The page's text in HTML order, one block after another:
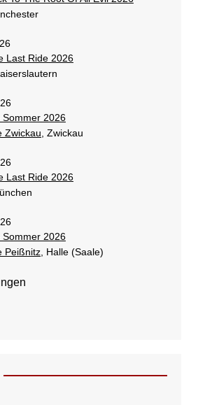
Last Ride 2026
2026
Zwickau , Zwickau
Last Ride 2026
2026
Peißnitz, Halle (Saale)